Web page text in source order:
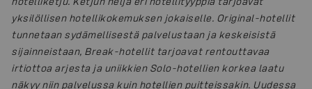
yksilöllisen hotellikokemuksen jokaiselle. Original-hotellit
tunnetaan sydämellisestä palvelustaan ja keskeisistä
sijainneistaan, Break-hotellit tarjoavat rentouttavaa
irtiottoa arjesta ja uniikkien Solo-hotellien korkea laatu
näkyy niin palvelussa kuin hotellien puitteissakin. Uudessa